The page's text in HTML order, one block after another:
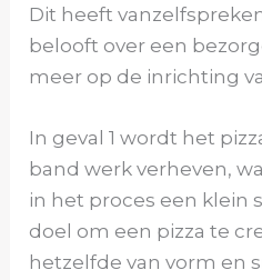
Dit heeft
belooft over een
meer op de inrichting
In geval 1 wordt het
band werk verheven,
in het proces een klein
doel om een pizza te
hetzelfde van vorm en